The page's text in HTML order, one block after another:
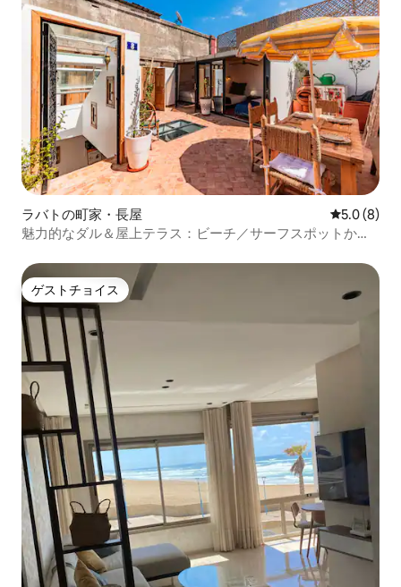
ラバトの町家・長屋 レビュー8
5.0 (8)
魅力的なダル＆屋上テラス：ビーチ／サーフスポットから5
ゲストチョイス
ゲストチョイス